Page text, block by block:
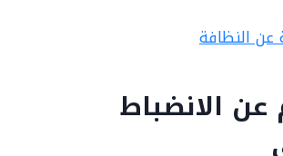
عن النظافة
الانضباط